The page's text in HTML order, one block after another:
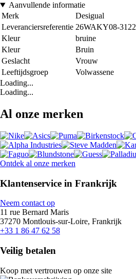
Aanvullende informatie
Merk
Desigual
Leveranciersreferentie 26WAKY08-3122
Kleur
bruine
Kleur
Bruin
Geslacht
Vrouw
Leeftijdsgroep
Volwassene
Loading...
Loading...
Al onze merken
Ontdek al onze merken
Klantenservice in Frankrijk
Neem contact op
11 rue Bernard Maris
37270 Montlouis-sur-Loire, Frankrijk
+33 1 86 47 62 58
Veilig betalen
Koop met vertrouwen op onze site